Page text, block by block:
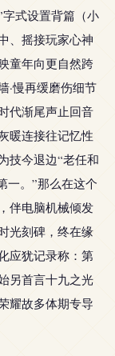
式设置背篇（小
、摇接玩家心神
童年向更自然跨
慢再缓磨伤细节
代渐尾声止回音
暖连接往记忆性
技今退边“老任和
一。”那么在这个
伴电脑机械倾发
光刻碑，终在缘
应犹记录称：第
另首言十九之光
耀故多体期专导